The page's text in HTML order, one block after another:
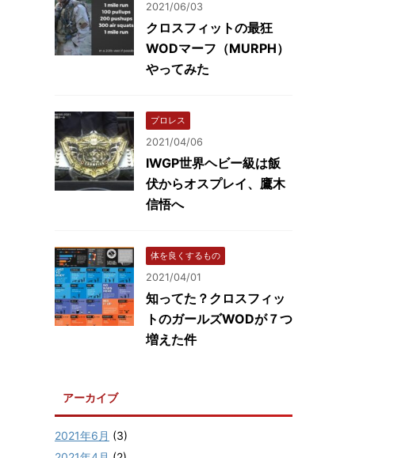
2021/06/03
クロスフィットの最狂
WODマーフ（MURPH）
やってみた
プロレス
2021/04/06
IWGP世界ヘビー級は飯
伏からオスプレイ、鷹木
信悟へ
体を良くするもの
2021/04/01
知ってた？クロスフィッ
トのガールズWODが７つ
増えた件
アーカイブ
2021年6月 (3)